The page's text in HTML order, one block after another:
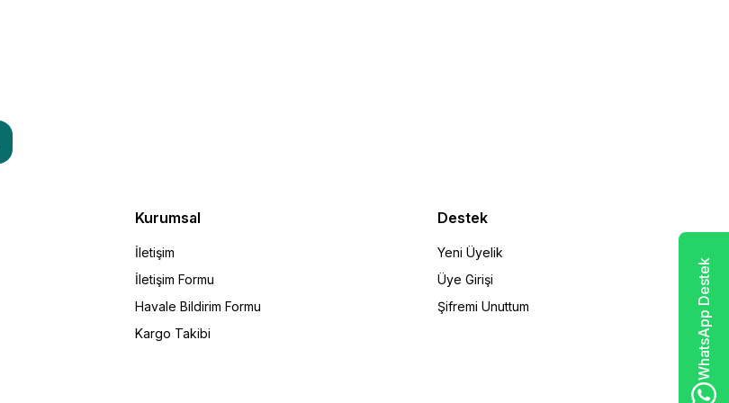
Kurumsal
İletişim
İletişim Formu
Havale Bildirim Formu
Kargo Takibi
Destek
Yeni Üyelik
Üye Girişi
Şifremi Unuttum
WhatsApp Destek